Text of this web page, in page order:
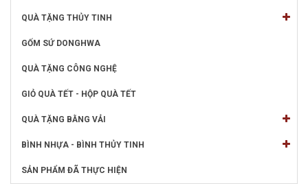
QUÀ TẶNG THỦY TINH
GỐM SỨ DONGHWA
QUÀ TẶNG CÔNG NGHỆ
GIỎ QUÀ TẾT - HỘP QUÀ TẾT
QUÀ TẶNG BẰNG VẢI
BÌNH NHỰA - BÌNH THỦY TINH
SẢN PHẨM ĐÃ THỰC HIỆN